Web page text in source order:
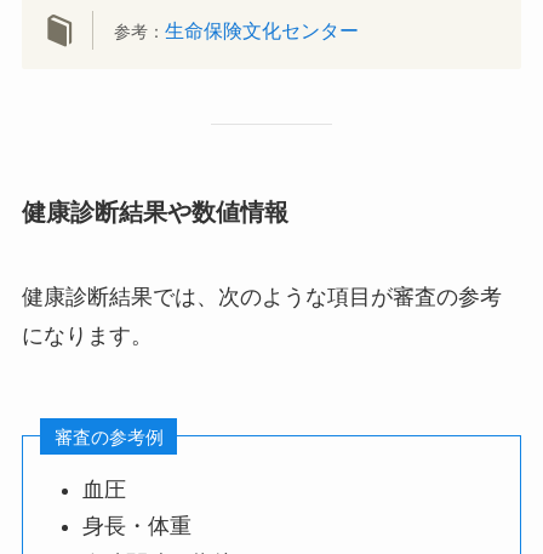
参考：生命保険文化センター
健康診断結果や数値情報
健康診断結果では、次のような項目が審査の参考
になります。
審査の参考例
血圧
身長・体重